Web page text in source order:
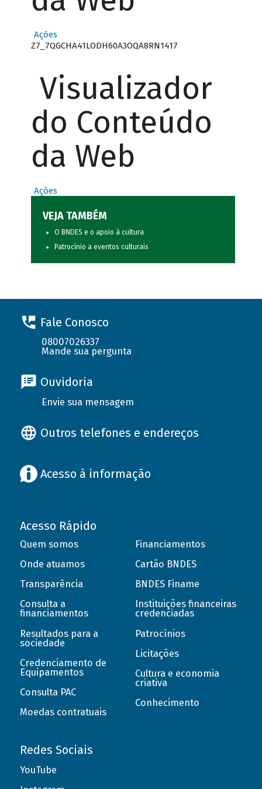
Ações
Z7_7QGCHA41LODH60A3OQA8RN1417
Visualizador
do Conteúdo
da Web
Ações
VEJA TAMBÉM
O BNDES e o apoio à cultura
Patrocínio a eventos culturais
Fale Conosco
08007026337
Mande sua pergunta
Ouvidoria
Envie sua mensagem
Outros telefones e endereços
Acesso à informação
Acesso Rápido
Quem somos
Onde atuamos
Transparência
Consulta a
financiamentos
Resultados para a
sociedade
Credenciamento de
Equipamentos
Consulta PAC
Moedas contratuais
Financiamentos
Cartão BNDES
BNDES Finame
Instituições financeiras
credenciadas
Patrocínios
Licitações
Cultura e economia
criativa
Conhecimento
Redes Sociais
YouTube